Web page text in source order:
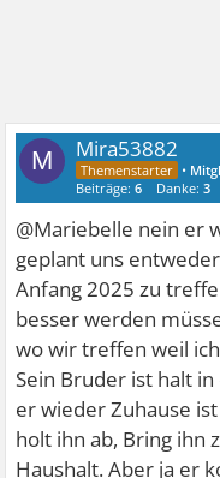
M Mira53882
•
Beiträge:6 Danke:3
@Mariebelle nein er
geplant uns
Anfang 2025 zu
besser werden
wo wir treffen weil
Sein Bruder ist halt in
er wieder Zuhause
holt ihn ab, Bring ihn
Haushalt. Aber ja er